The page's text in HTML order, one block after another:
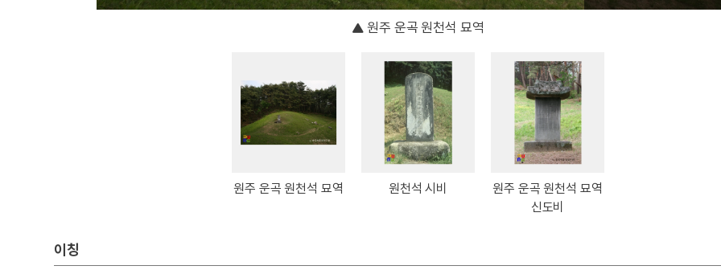
원주 운곡 원천석 묘역
원주 운곡 원천석 묘역 원천석 시비
원주 운곡 원천석 묘역
신도비
이칭